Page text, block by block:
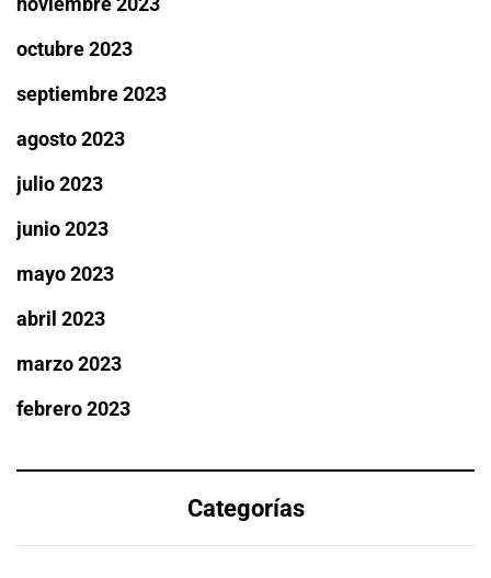
octubre 2023
septiembre 2023
agosto 2023
julio 2023
junio 2023
mayo 2023
abril 2023
marzo 2023
febrero 2023
Categorías